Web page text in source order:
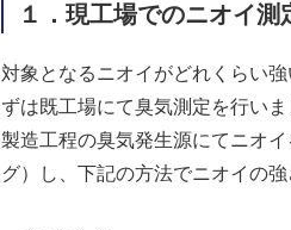
１．現工場でのニオイ測
対象となるニオイがどれくらい
ずは既工場にて臭気測定を行いま
製造工程の臭気発生源にてニオ
グ）し、下記の方法でニオイの強